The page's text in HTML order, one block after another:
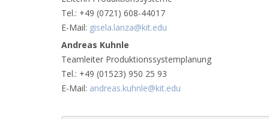
Tel.: +49 (0721) 608-44017
E-Mail: gisela.lanza@kit.edu
Andreas Kuhnle
Teamleiter Produktionssystemplanung
Tel.: +49 (01523) 950 25 93
E-Mail: andreas.kuhnle@kit.edu